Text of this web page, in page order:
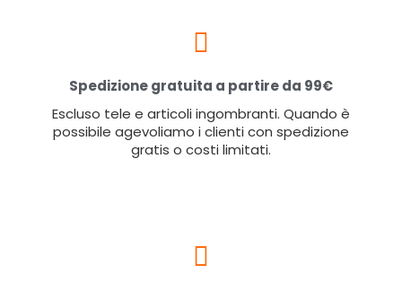
Spedizione gratuita a partire da 99€
Escluso tele e articoli ingombranti. Quando è
possibile agevoliamo i clienti con spedizione
gratis o costi limitati.